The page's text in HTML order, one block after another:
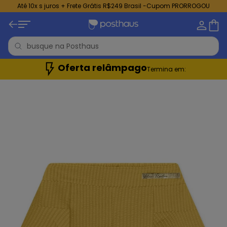
Até 10x s juros + Frete Grátis R$249 Brasil -Cupom PRORROGOU
Oferta relâmpagoTermina em: